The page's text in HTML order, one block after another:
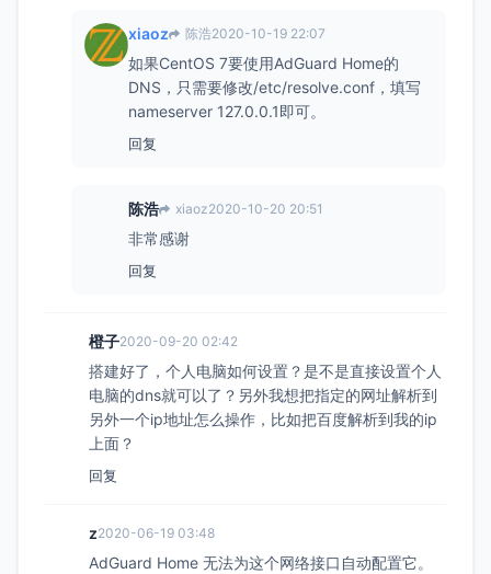
xiaoz 陈浩2020-10-19 22:07
如果CentOS 7要使用AdGuard Home的
DNS，只需要修改/etc/resolve.conf，填写
nameserver 127.0.0.1即可。
回复
陈浩 xiaoz2020-10-20 20:51
非常感谢
回复
橙子2020-09-20 02:42
搭建好了，个人电脑如何设置？是不是直接设置个人
电脑的dns就可以了？另外我想把指定的网址解析到
另外一个ip地址怎么操作，比如把百度解析到我的ip
上面？
回复
z2020-06-19 03:48
AdGuard Home 无法为这个网络接口自动配置它。